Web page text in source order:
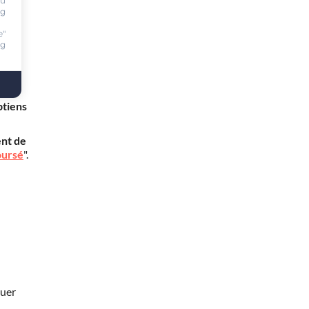
de
".